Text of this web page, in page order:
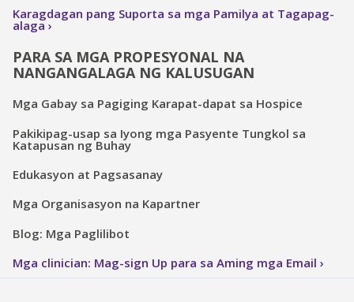
Karagdagan pang Suporta sa mga Pamilya at Tagapag-
alaga
PARA SA MGA PROPESYONAL NA
NANGANGALAGA NG KALUSUGAN
Mga Gabay sa Pagiging Karapat-dapat sa Hospice
Pakikipag-usap sa Iyong mga Pasyente Tungkol sa
Katapusan ng Buhay
Edukasyon at Pagsasanay
Mga Organisasyon na Kapartner
Blog: Mga Paglilibot
Mga clinician: Mag-sign Up para sa Aming mga Email